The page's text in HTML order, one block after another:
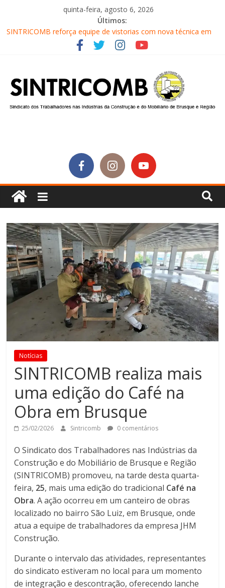
quinta-feira, agosto 6, 2026
Últimos:
SINTRICOMB reforça equipe de vistorias com nova técnica em
segurança do trabalho
Conselho Fiscal do SINTRICOMB realiza avaliação das contas do
Diretores do SINTRICOMB são eleitos para a direção da Nova
Central Sindical de SC
Equipe do Sintricomb faz reunião de avaliação dos atendimentos
Sintricomb participa do lançamento do programa Profissão
Notícias
SINTRICOMB realiza mais
uma edição do Café na
Obra em Brusque
25/02/2026 Sintricomb 0 comentários
O Sindicato dos Trabalhadores nas Indústrias da
Construção e do Mobiliário de Brusque e Região
(SINTRICOMB) promoveu, na tarde desta quarta-
feira, 25, mais uma edição do tradicional Café na
Obra. A ação ocorreu em um canteiro de obras
localizado no bairro São Luiz, em Brusque, onde
atua a equipe de trabalhadores da empresa JHM
Construção.
Durante o intervalo das atividades, representantes
do sindicato estiveram no local para um momento
de integração e descontração, oferecendo lanche